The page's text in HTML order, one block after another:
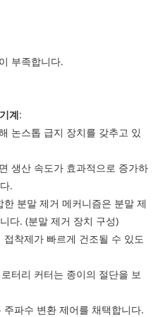
부족합니다.
계:
논스톱 급지 장치를 갖추고 있
생산 속도가 효과적으로 증가하
.
분말 제거 메커니즘은 분말 제
다. (분말 제거 장치 구성)
착제가 빠르게 건조될 수 있도
터리 커터는 종이의 절단을 보
파수 변환 제어를 채택합니다.